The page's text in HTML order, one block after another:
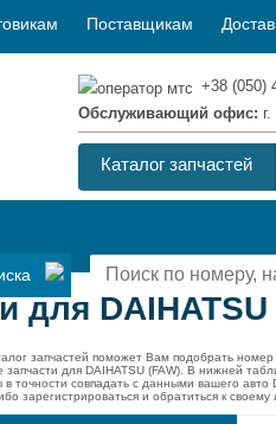
Поставщикам
+38 (050)
Обслуживающий офис:
Каталог запчастей
для DAIHATSU
запчастей поможет Вам подобрать
запчасти для DAIHATSU (FAW). В нижней
точности совпадать с данными вашего авто
зарегистрироваться и обратиться к